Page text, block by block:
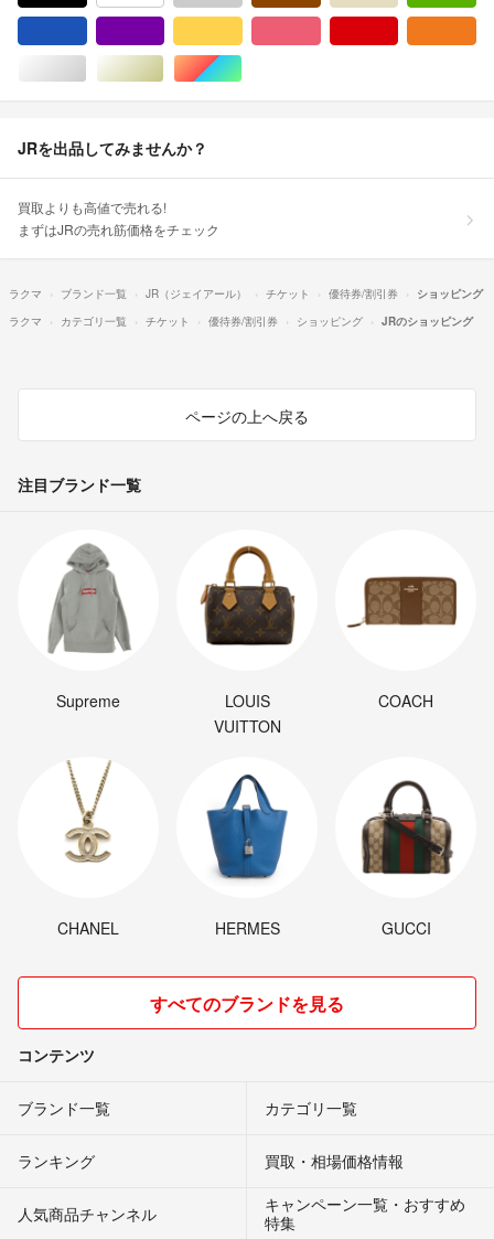
シルバー/銀色系ゴールド/金色系マルチカラー
JRを出品してみませんか？
買取よりも高値で売れる!
まずはJRの売れ筋価格をチェック
ラクマ ブランド一覧 JR（ジェイアール） チケット 優待券/割引券
ショッピング
ラクマ
カテゴリ一覧 チケット 優待券/割引券 ショッピング JRのショッピング
ページの上へ戻る
注目ブランド一覧
Supreme
LOUIS
VUITTON
COACH
CHANEL HERMES GUCCI
すべてのブランドを見る
コンテンツ
ブランド一覧 カテゴリ一覧
ランキング 買取・相場価格情報
人気商品チャンネル
キャンペーン一覧・おすすめ
特集